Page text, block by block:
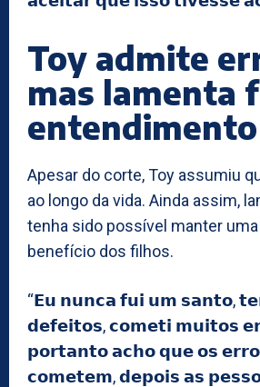
Toy admite
mas lamenta
entendimento
Apesar do corte, Toy assumiu
ao longo da vida. Ainda assim,
tenha sido possível manter
benefício dos filhos.
“𝗘𝘂 𝗻𝘂𝗻𝗰𝗮 𝗳𝘂𝗶 𝘂𝗺 𝘀𝗮𝗻𝘁𝗼,
𝗱𝗲𝗳𝗲𝗶𝘁𝗼𝘀, 𝗰𝗼𝗺𝗲𝘁𝗶 𝗺𝘂𝗶𝘁𝗼𝘀
𝗽𝗼𝗿𝘁𝗮𝗻𝘁𝗼 𝗮𝗰𝗵𝗼 𝗾𝘂𝗲 𝗼𝘀
𝗰𝗼𝗺𝗲𝘁𝗲𝗺, 𝗱𝗲𝗽𝗼𝗶𝘀 𝗮𝘀